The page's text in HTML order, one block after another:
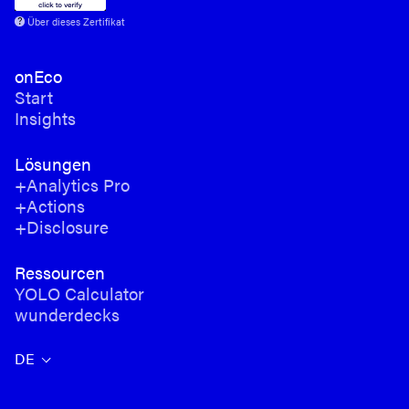
Über dieses Zertifikat
onEco
Start
Insights
Lösungen
+Analytics Pro
+Actions
+Disclosure
Ressourcen
YOLO Calculator
wunderdecks
DE